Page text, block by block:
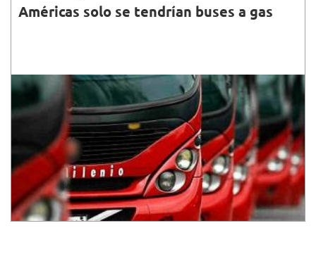
Américas solo se tendrían buses a gas
30•NOV•2018
Con la adjudicación del patio Américas serían 250
nuevos buses biarticulados que tendrían esa
tecnología amigable con el medio ambiente de
Bogotá....